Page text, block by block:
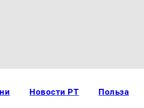
Новости РТ Польза